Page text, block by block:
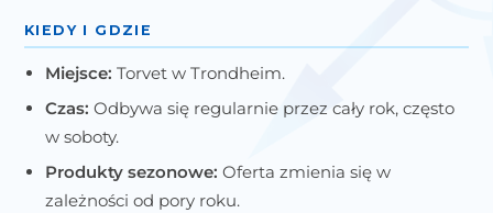
KIEDY I GDZIE
Miejsce: Torvet w Trondheim.
Czas: Odbywa się regularnie przez cały rok, często
w soboty.
Produkty sezonowe: Oferta zmienia się w
zależności od pory roku.